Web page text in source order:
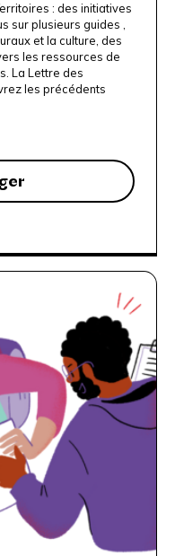
: des initiatives
sur plusieurs guides ,
et la culture, des
les ressources de
La Lettre des
les précédents